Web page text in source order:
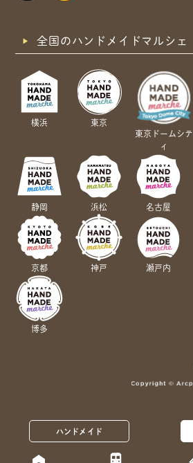
ハンドメイド
全国のハンドメイドマルシェ
横浜
東京
東京ドームシテ
ィ
静岡 浜松 名古屋
京都 神戸 瀬戸内
博多